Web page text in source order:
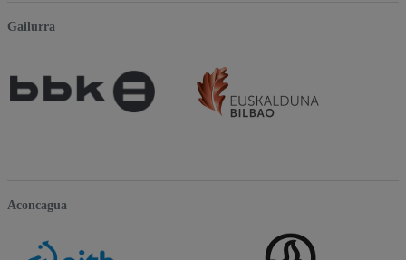
Gailurra
Aconcagua